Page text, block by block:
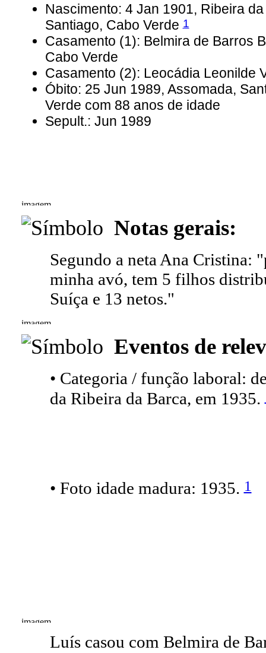
Nascimento: 4 Jan 1901, Ribeira
Santiago, Cabo Verde1
Casamento (1): Belmira de Barros
Cabo Verde
Casamento (2): Leocádia Leonilde
Óbito: 25 Jun 1989, Assomada,
Verde com 88 anos de idade
Sepult.: Jun 1989
Notas gerais:
Segundo a neta Ana Cristina:
minha avó, tem 5 filhos
Suíça e 13 netos."
Eventos de
• Categoria / função laboral:
da Ribeira da Barca, em 1935.
• Foto idade madura: 1935.1
Luís casou com Belmira de